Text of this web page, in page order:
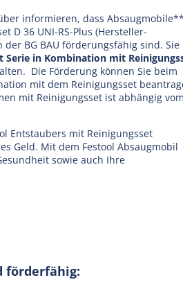
informieren, dass Absaugmobile**
D 36 UNI-RS-Plus (Hersteller-
der BG BAU förderungsfähig sind. Sie
Serie in Kombination mit
Die Förderung können Sie beim
mit dem Reinigungsset
mit Reinigungsset ist abhängig vom
Entstaubers mit Reinigungsset
Geld. Mit dem Festool Absaugmobil
sowie auch Ihre
förderfähig: